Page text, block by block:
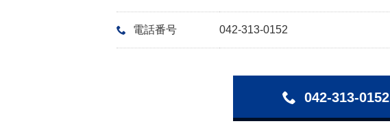
電話番号 042-313-0152
042-313-0152